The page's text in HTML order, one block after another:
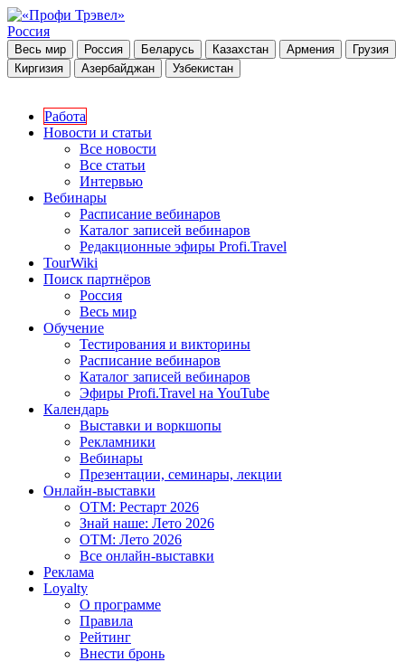
Россия
Весь мир Россия Беларусь Казахстан Армения
Грузия
Киргизия
Азербайджан Узбекистан
Работа
Новости и статьи
Все новости
Все статьи
Интервью
Вебинары
Расписание вебинаров
Каталог записей вебинаров
Редакционные эфиры Profi.Travel
TourWiki
Поиск партнёров
Россия
Весь мир
Обучение
Тестирования и викторины
Расписание вебинаров
Каталог записей вебинаров
Эфиры Profi.Travel на YouTube
Календарь
Выставки и воркшопы
Рекламники
Вебинары
Презентации, семинары, лекции
Онлайн-выставки
OTM: Рестарт 2026
Знай наше: Лето 2026
OTM: Лето 2026
Все онлайн-выставки
Реклама
Loyalty
О программе
Правила
Рейтинг
Внести бронь